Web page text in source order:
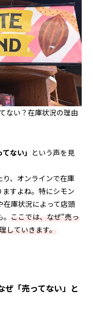
ない？在庫状況の理由
ない」 という声を見
、オンラインで在庫
すよね。特にシモン
在庫状況によって店頭
ここでは、なぜ“売っ
していきます。
ぜ「売ってない」と